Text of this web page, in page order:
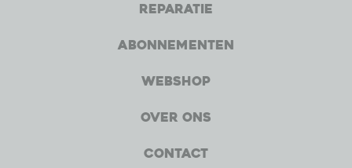
Reparatie
Abonnementen
Webshop
Over ons
Contact